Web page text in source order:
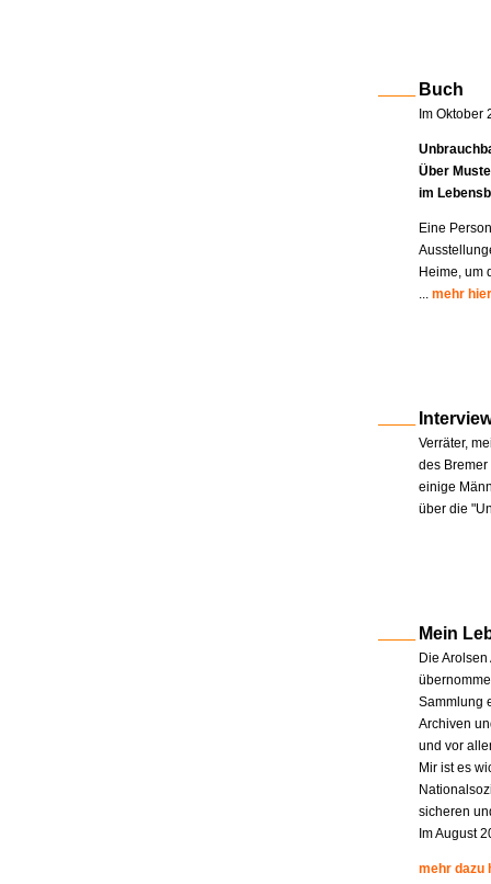
Buch
Im Oktober
Über
im
Eine
Heime, um
... mehr hier
Verräter,
des
einige
über die
Mein
Die
Sammlung
Archiven
und vor
Mir ist es
sicheren
Im August
mehr dazu